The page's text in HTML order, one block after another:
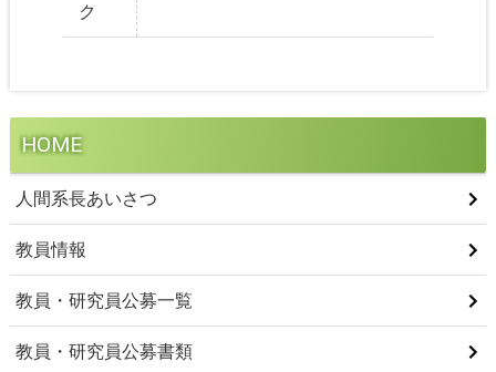
ク
HOME
人間系長あいさつ
教員情報
教員・研究員公募一覧
教員・研究員公募書類